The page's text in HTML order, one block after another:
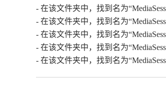
- 在该文件夹中，找到名为
- 在该文件夹中，找到名为
- 在该文件夹中，找到名为
- 在该文件夹中，找到名为
- 在该文件夹中，找到名为